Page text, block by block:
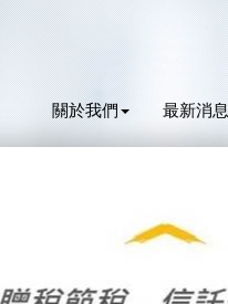
關於我們 最新消息